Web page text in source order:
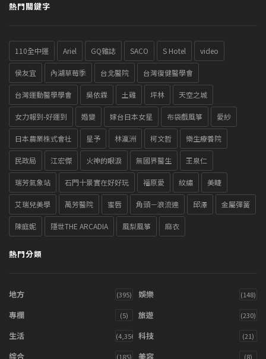
熱門關鍵字
110全中運 Ariel GQ雜誌 SACO S Hotel video
侯友宜 內湖草莓季 台北醫院 台灣復健醫學會
台灣運動醫學學會 吳依霖 土雞 坪林 天空之城
女力報到-好運到 婚變 嫁台日本女星 布袋戲風箏 愛紗
日本農業株式會社 星予 林瀛洲 柯文哲 樂生療養院
民政局 江宏傑 火神的眼淚 無國界醫生 王泉仁
瑞芳氣象站 石門十景實在好好玩 福原愛 紋繡 美睫
艾瑞兒美學 萬芳醫院 蜜唇 角頭－浪流連 邱澤 金屬彈簧
陳庭妮 隱世THE ARCADIA 風梨風箏 麻衣
熱門分類
地方 (395) 娛樂 (148)
專欄 (5) 旅遊 (230)
生活 (4,356) 科技 (21)
綜合 (185) 美容 (8)